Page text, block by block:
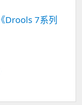
《Drools 7系列